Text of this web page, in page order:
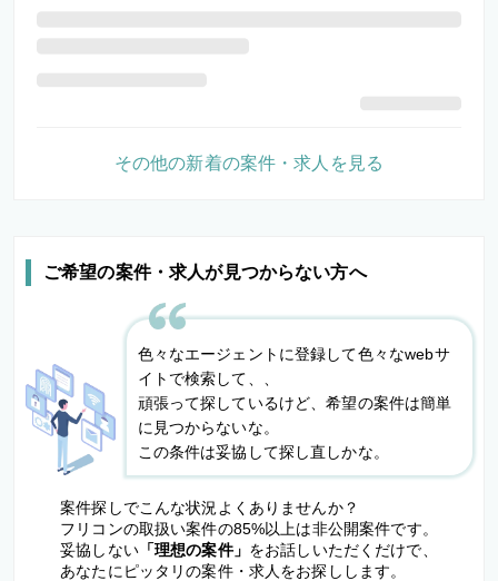
ご希望の案件・求人が見つからない方へ
色々なエージェントに登録して色々なwebサ
イトで検索して、、
頑張って探しているけど、希望の案件は簡単
に見つからないな。
この条件は妥協して探し直しかな。
案件探しでこんな状況よくありませんか？
フリコンの取扱い案件の85%以上は非公開案件です。
妥協しない「理想の案件」 をお話しいただくだけで、
あなたにピッタリの案件・求人をお探しします。
その他の新着の案件・求人を見る